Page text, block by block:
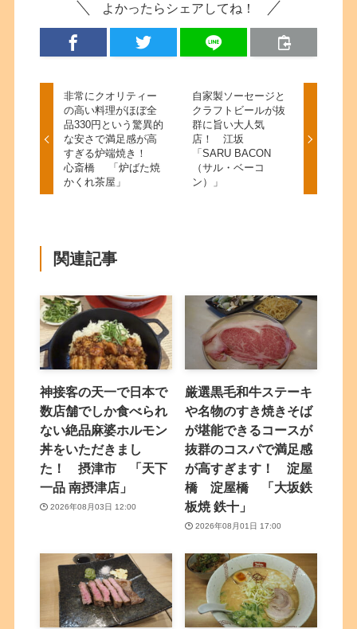
よかったらシェアしてね！
非常にクオリティー
の高い料理がほぼ全
品330円という驚異的
な安さで満足感が高
すぎる炉端焼き！
心斎橋 「炉ばた焼
かくれ茶屋」
自家製ソーセージと
クラフトビールが抜
群に旨い大人気
店！ 江坂
「SARU BACON
（サル・ベーコ
ン）」
関連記事
神接客の天一で日本で
数店舗でしか食べられ
ない絶品麻婆ホルモン
丼をいただきまし
た！ 摂津市 「天下
一品 南摂津店」
2026年08月03日 12:00
厳選黒毛和牛ステーキ
や名物のすき焼きそば
が堪能できるコースが
抜群のコスパで満足感
が高すぎます！ 淀屋
橋 淀屋橋 「大坂鉄
板焼 鉄十」
2026年08月01日 17:00